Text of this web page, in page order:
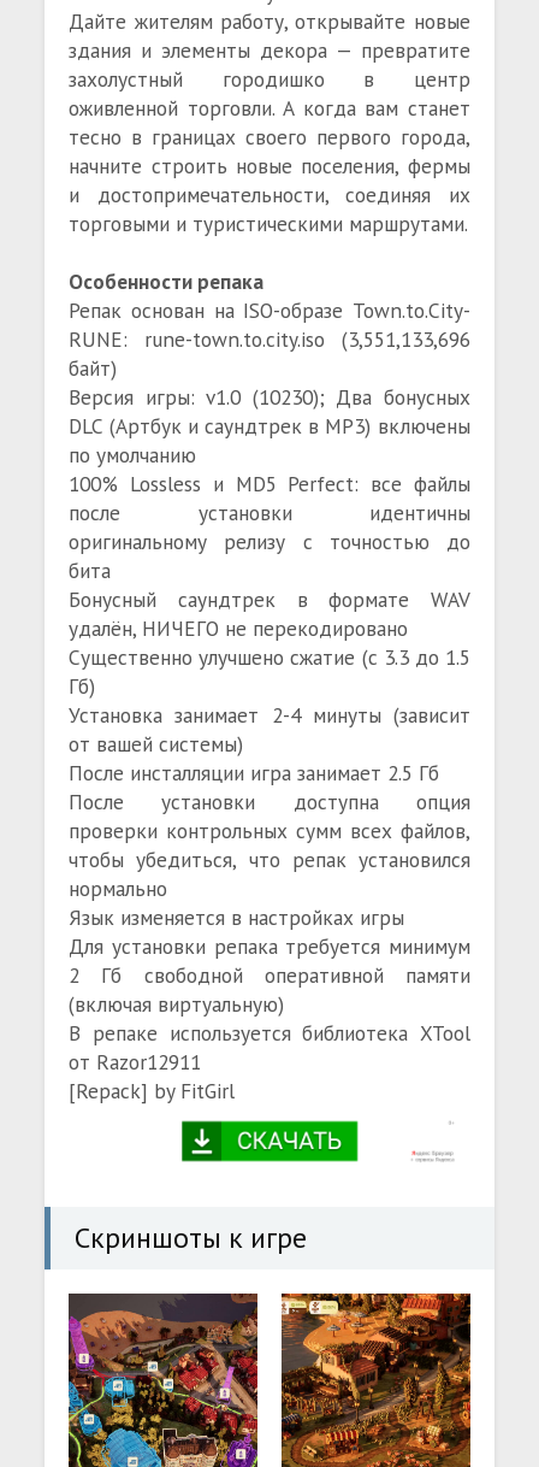
Дайте жителям работу, открывайте новые
здания и элементы декора — превратите
захолустный городишко в центр
оживленной торговли. А когда вам станет
тесно в границах своего первого города,
начните строить новые поселения, фермы
и достопримечательности, соединяя их
торговыми и туристическими маршрутами.
Особенности репака
Репак основан на ISO-образе Town.to.City-
RUNE: rune-town.to.city.iso (3,551,133,696
байт)
Версия игры: v1.0 (10230); Два бонусных
DLC (Артбук и саундтрек в MP3) включены
по умолчанию
100% Lossless и MD5 Perfect: все файлы
после установки идентичны
оригинальному релизу с точностью до
бита
Бонусный саундтрек в формате WAV
удалён, НИЧЕГО не перекодировано
Существенно улучшено сжатие (с 3.3 до 1.5
Гб)
Установка занимает 2-4 минуты (зависит
от вашей системы)
После инсталляции игра занимает 2.5 Гб
После установки доступна опция
проверки контрольных сумм всех файлов,
чтобы убедиться, что репак установился
нормально
Язык изменяется в настройках игры
Для установки репака требуется минимум
2 Гб свободной оперативной памяти
(включая виртуальную)
В репаке используется библиотека XTool
от Razor12911
[Repack] by FitGirl
Скриншоты к игре